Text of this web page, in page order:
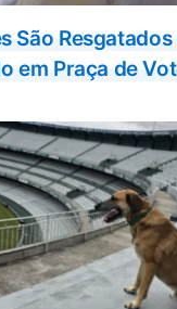
São Resgatados
em Praça de